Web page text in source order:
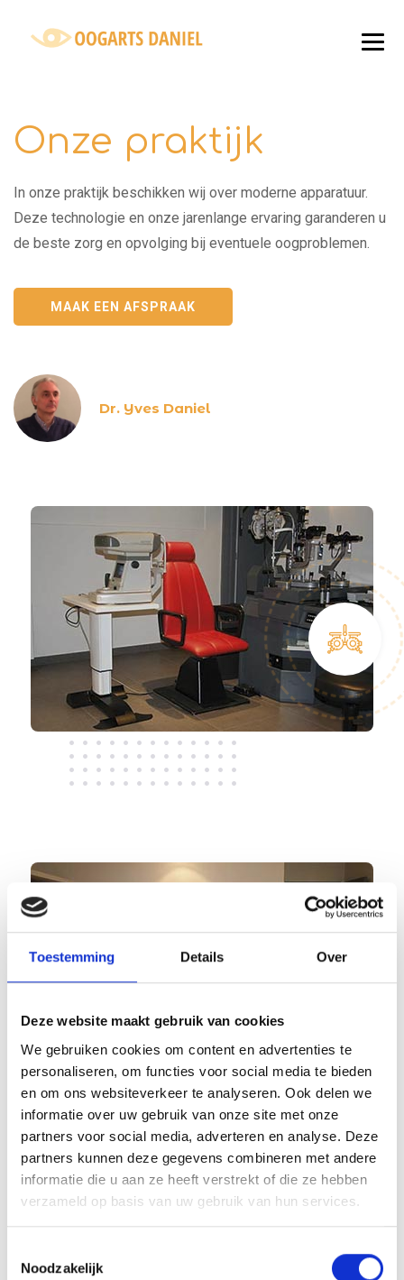
Toestemming Details Over
Deze website maakt gebruik van cookies
We gebruiken cookies om content en advertenties te
personaliseren, om functies voor social media te bieden
en om ons websiteverkeer te analyseren. Ook delen we
informatie over uw gebruik van onze site met onze
partners voor social media, adverteren en analyse. Deze
partners kunnen deze gegevens combineren met andere
informatie die u aan ze heeft verstrekt of die ze hebben
verzameld op basis van uw gebruik van hun services.
Noodzakelijk
Onze praktijk
In onze praktijk beschikken wij over moderne apparatuur.
Deze technologie en onze jarenlange ervaring garanderen u
de beste zorg en opvolging bij eventuele oogproblemen.
MAAK EEN AFSPRAAK
Dr. Yves Daniel